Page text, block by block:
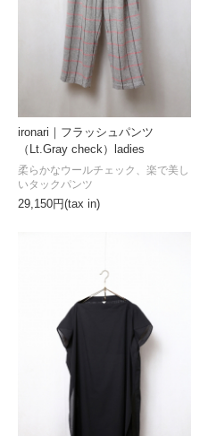
ironari｜フラッシュパンツ
（Lt.Gray check）ladies
29,150円(tax in)
柔らかなウールチェック、楽で美し
いタックパンツ